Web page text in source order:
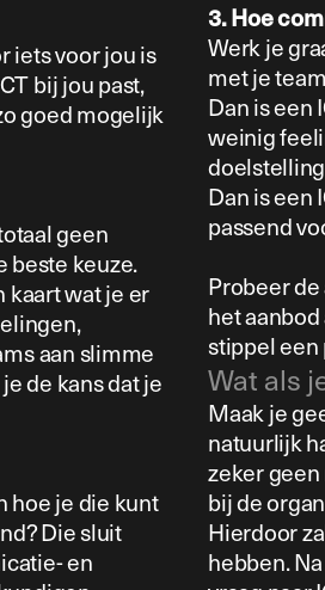
iets voor jou is
bij jou past,
goed mogelijk
geen
beste keuze.
kaart wat je er
aan slimme
de kans dat je
hoe je die kunt
Die sluit
en
3. Hoe
Werk je
met je
Dan is een
weinig
Dan is een
passend
Probeer
het
stippel een
Wat als
Maak je
natuurlijk
zeker
bij de
Hierdoor
hebben.